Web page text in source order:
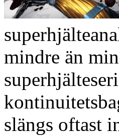
mindre än
slängs oftast